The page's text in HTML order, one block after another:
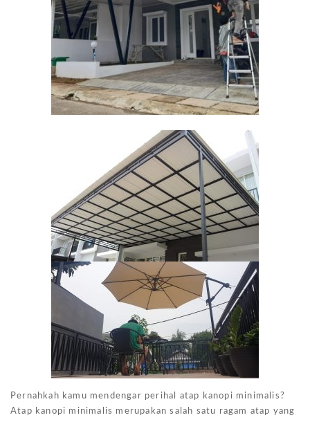
Pernahkah kamu mendengar perihal atap kanopi minimalis?
Atap kanopi minimalis merupakan salah satu ragam atap yang